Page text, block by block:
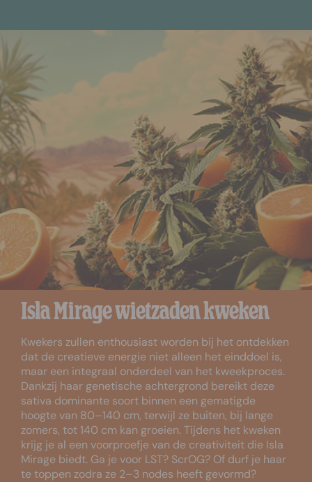
Isla Mirage wietzaden kweken
Kwekers zullen enthousiast worden bij het ontdekken
dat de creatieve energie niet alleen het einddoel is,
maar een integraal onderdeel van het kweekproces.
Dankzij haar genetische achtergrond bereikt deze
sativa dominante soort binnen een gematigde
hoogte van 80–140 cm, terwijl ze buiten, bij lange
zomers, tot 140 cm kan groeien. Tijdens het kweken
krijg je al een voorproefje van de creativiteit die Isla
Mirage biedt. Ga je voor LST? ScrOG? Of durf je haar
te toppen zodra ze 2–3 nodes heeft gevormd?